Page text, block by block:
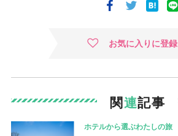
お気に入りに登録
関連記事
ホテルから選ぶわたしの旅